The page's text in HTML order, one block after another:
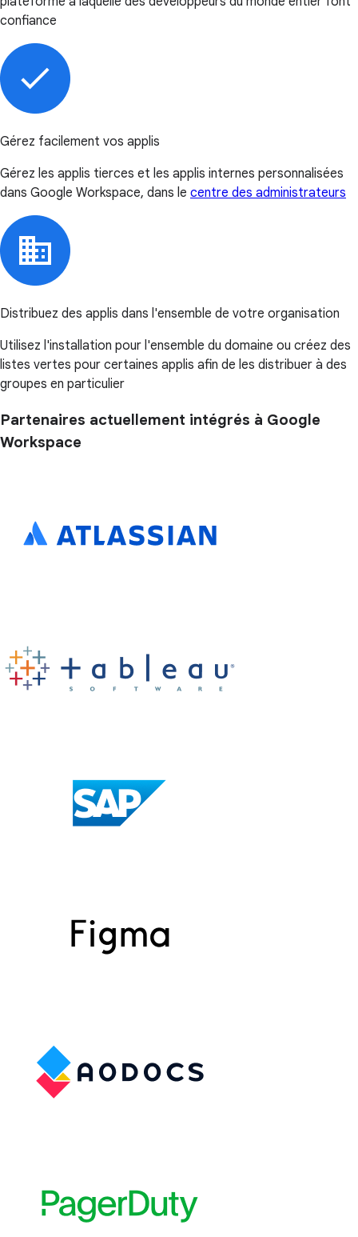
confiance
Gérez facilement vos applis
Gérez les applis tierces et les applis internes personnalisées
dans Google Workspace, dans le centre des administrateurs
Distribuez des applis dans l'ensemble de votre organisation
Utilisez l'installation pour l'ensemble du domaine ou créez des
listes vertes pour certaines applis afin de les distribuer à des
groupes en particulier
Partenaires actuellement intégrés à Google
Workspace